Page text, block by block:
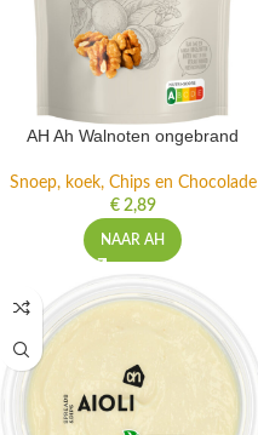
AH Ah Walnoten ongebrand
Snoep, koek, Chips en Chocolade
€2,89
NAAR AH